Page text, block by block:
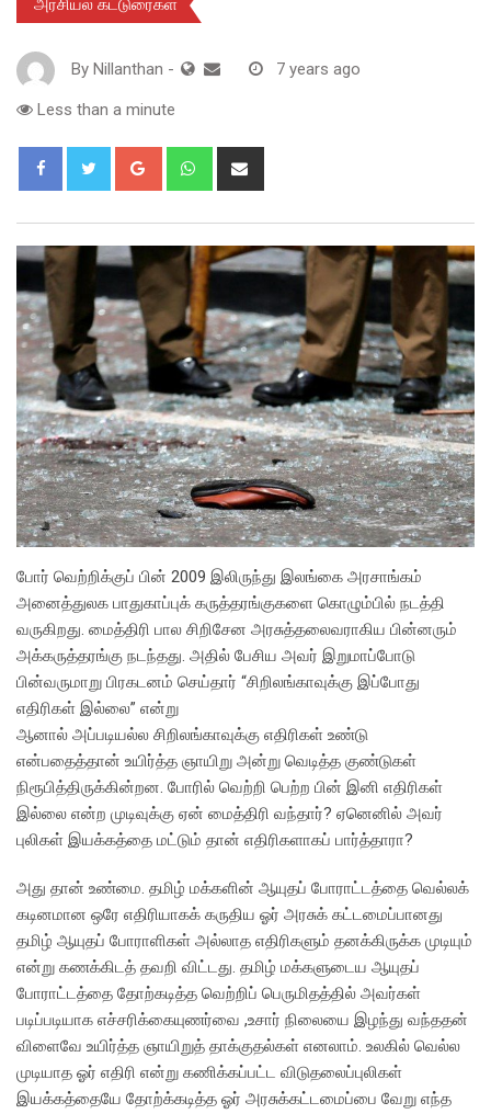
அரசியல் கட்டுரைகள்
By Nillanthan - 7 years ago
Less than a minute
Google+ Whatsapp
போர் வெற்றிக்குப் பின் 2009 இலிருந்து இலங்கை அரசாங்கம்
அனைத்துலக பாதுகாப்புக் கருத்தரங்குகளை கொழும்பில் நடத்தி
வருகிறது. மைத்திரி பால சிறிசேன அரசுத்தலைவராகிய பின்னரும்
அக்கருத்தரங்கு நடந்தது. அதில் பேசிய அவர் இறுமாப்போடு
பின்வருமாறு பிரகடனம் செய்தார் “சிறிலங்காவுக்கு இப்போது
எதிரிகள் இல்லை” என்று
ஆனால் அப்படியல்ல சிறிலங்காவுக்கு எதிரிகள் உண்டு
என்பதைத்தான் உயிர்த்த ஞாயிறு அன்று வெடித்த குண்டுகள்
நிரூபித்திருக்கின்றன. போரில் வெற்றி பெற்ற பின் இனி எதிரிகள்
இல்லை என்ற முடிவுக்கு ஏன் மைத்திரி வந்தார்? ஏனெனில் அவர்
புலிகள் இயக்கத்தை மட்டும் தான் எதிரிகளாகப் பார்த்தாரா?
அது தான் உண்மை. தமிழ் மக்களின் ஆயுதப் போராட்டத்தை வெல்லக்
கடினமான ஒரே எதிரியாகக் கருதிய ஓர் அரசுக் கட்டமைப்பானது
தமிழ் ஆயுதப் போராளிகள் அல்லாத எதிரிகளும் தனக்கிருக்க முடியும்
என்று கணக்கிடத் தவறி விட்டது. தமிழ் மக்களுடைய ஆயுதப்
போராட்டத்தை தோற்கடித்த வெற்றிப் பெருமிதத்தில் அவர்கள்
படிப்படியாக எச்சரிக்கையுணர்வை ,உசார் நிலையை இழந்து வந்ததன்
விளைவே உயிர்த்த ஞாயிறுத் தாக்குதல்கள் எனலாம். உலகில் வெல்ல
முடியாத ஓர் எதிரி என்று கணிக்கப்பட்ட விடுதலைப்புலிகள்
இயக்கத்தையே தோற்க்கடித்த ஓர் அரசுக்கட்டமைப்பை வேறு எந்த